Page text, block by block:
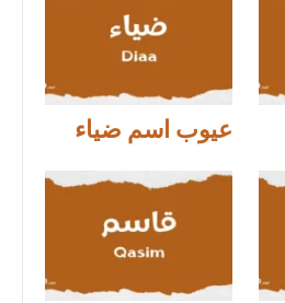
عيوب اسم ضياء